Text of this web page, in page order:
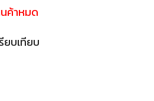
ค้าหมด
ยบเทียบ